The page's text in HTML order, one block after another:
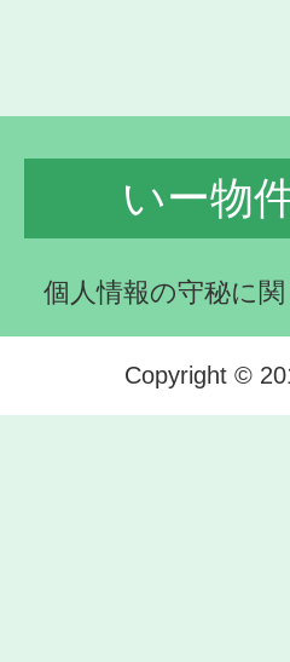
いー物
個人情報の守秘に関
Copyright ©